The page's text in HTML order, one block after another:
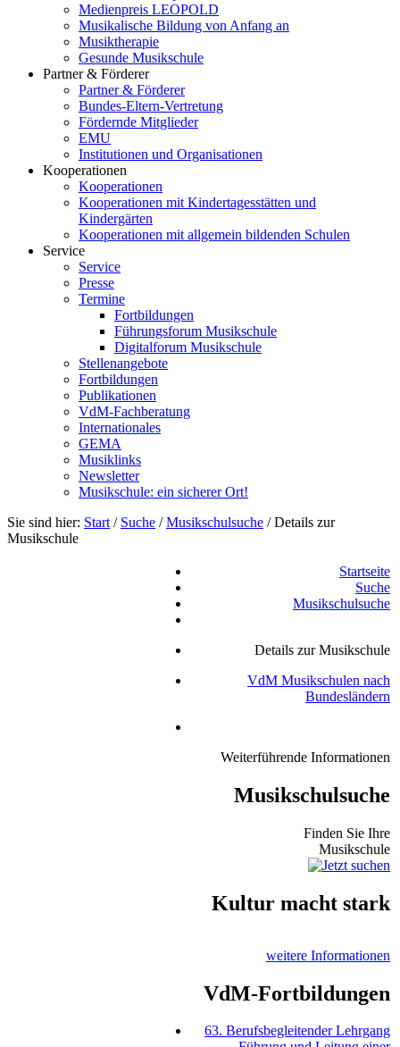
Medienpreis LEOPOLD
Musikalische Bildung von Anfang an
Musiktherapie
Gesunde Musikschule
Partner & Förderer
Partner & Förderer
Bundes-Eltern-Vertretung
Fördernde Mitglieder
EMU
Institutionen und Organisationen
Kooperationen
Kooperationen
Kooperationen mit Kindertagesstätten und
Kindergärten
Kooperationen mit allgemein bildenden Schulen
Service
Service
Presse
Termine
Fortbildungen
Führungsforum Musikschule
Digitalforum Musikschule
Stellenangebote
Fortbildungen
Publikationen
VdM-Fachberatung
Internationales
GEMA
Musiklinks
Newsletter
Musikschule: ein sicherer Ort!
Sie sind hier: Start / Suche /Musikschulsuche /Details zur
Musikschule
Startseite
Suche
Musikschulsuche
Details zur Musikschule
VdM Musikschulen nach
Bundesländern
Weiterführende Informationen
Musikschulsuche
Finden Sie Ihre
Musikschule
Kultur macht stark
weitere Informationen
VdM-Fortbildungen
63. Berufsbegleitender Lehrgang